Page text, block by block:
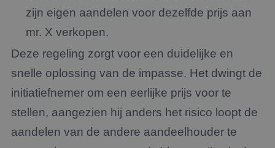
zijn eigen aandelen voor dezelfde prijs aan
mr. X verkopen.
Deze regeling zorgt voor een duidelijke en
snelle oplossing van de impasse. Het dwingt de
initiatiefnemer om een eerlijke prijs voor te
stellen, aangezien hij anders het risico loopt de
aandelen van de andere aandeelhouder te